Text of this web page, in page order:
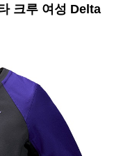
크루 여성 Delta